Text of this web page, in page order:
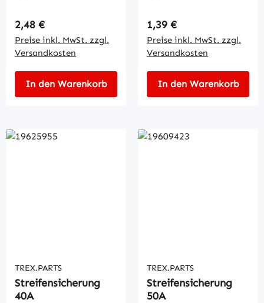
Regulärer Preis:
2,48 €
Preise inkl. MwSt. zzgl.
Versandkosten
In den Warenkorb
Regulärer Preis:
1,39 €
Preise inkl. MwSt. zzgl.
Versandkosten
In den Warenkorb
TREX.PARTS
Streifensicherung
40A
TREX.PARTS
Streifensicherung
50A